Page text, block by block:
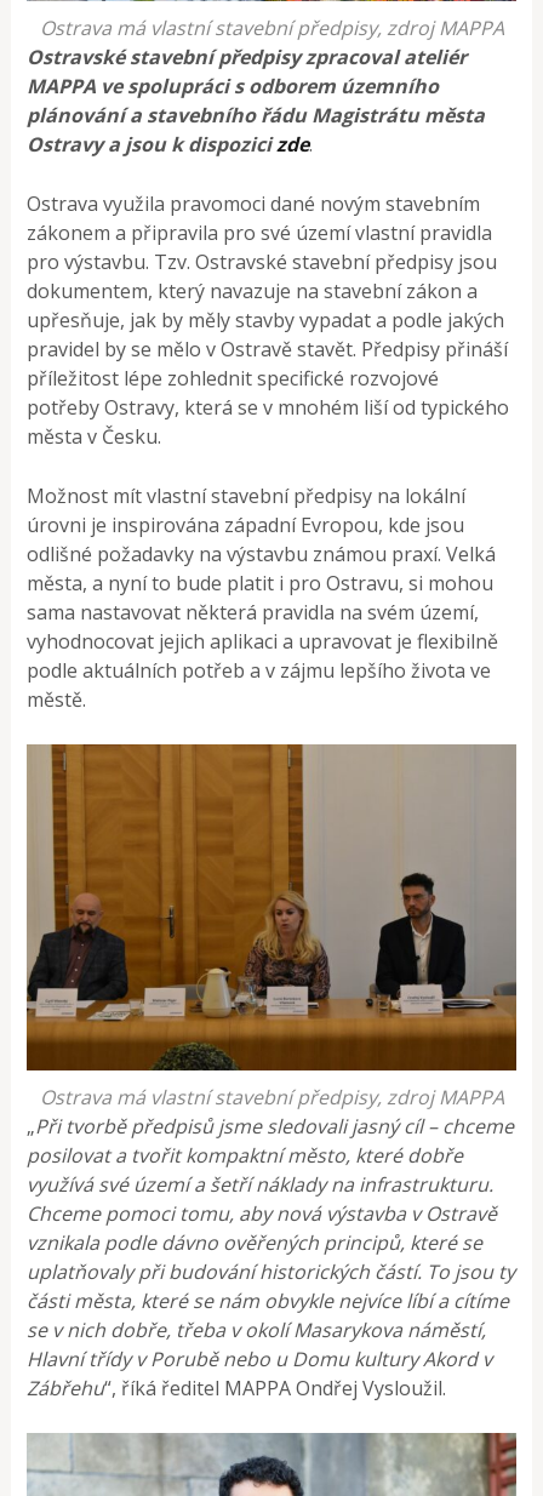
Ostrava má vlastní stavební předpisy, zdroj MAPPA
Ostravské stavební předpisy zpracoval ateliér
MAPPA ve spolupráci s odborem územního
plánování a stavebního řádu Magistrátu města
Ostravy a jsou k dispozicizde.
Ostrava využila pravomoci dané novým stavebním
zákonem a připravila pro své území vlastní pravidla
pro výstavbu. Tzv. Ostravské stavební předpisy jsou
dokumentem, který navazuje na stavební zákon a
upřesňuje, jak by měly stavby vypadat a podle jakých
pravidel by se mělo v Ostravě stavět. Předpisy přináší
příležitost lépe zohlednit specifické rozvojové
potřeby Ostravy, která se v mnohém liší od typického
města v Česku.
Možnost mít vlastní stavební předpisy na lokální
úrovni je inspirována západní Evropou, kde jsou
odlišné požadavky na výstavbu známou praxí. Velká
města, a nyní to bude platit i pro Ostravu, si mohou
sama nastavovat některá pravidla na svém území,
vyhodnocovat jejich aplikaci a upravovat je flexibilně
podle aktuálních potřeb a v zájmu lepšího života ve
městě.
Ostrava má vlastní stavební předpisy, zdroj MAPPA
„Při tvorbě předpisů jsme sledovali jasný cíl ­– chceme
posilovat a tvořit kompaktní město, které dobře
využívá své území a šetří náklady na infrastrukturu.
Chceme pomoci tomu, aby nová výstavba v Ostravě
vznikala podle dávno ověřených principů, které se
uplatňovaly při budování historických částí. To jsou ty
části města, které se nám obvykle nejvíce líbí a cítíme
se v nich dobře, třeba v okolí Masarykova náměstí,
Hlavní třídy v Porubě nebo u Domu kultury Akord v
Zábřehu“, říká ředitel MAPPA Ondřej Vysloužil.